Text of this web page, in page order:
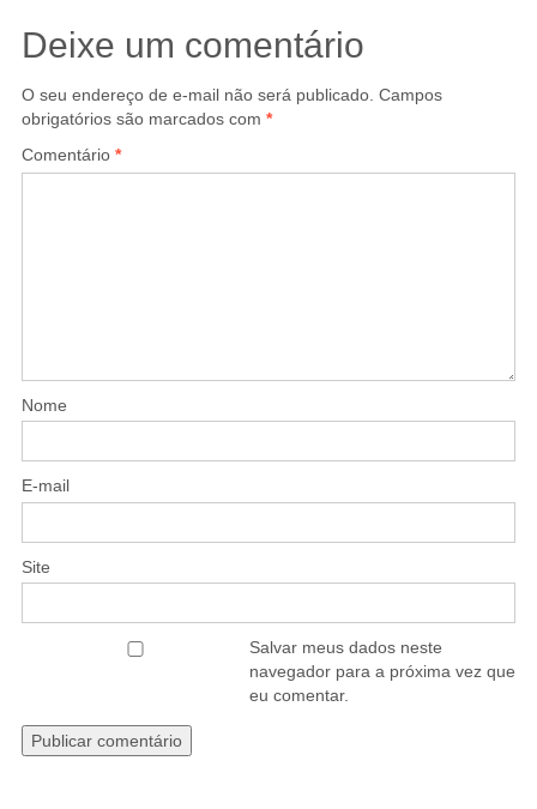
Deixe um comentário
O seu endereço de e-mail não será publicado. Campos
obrigatórios são marcados com *
Comentário *
Nome
E-mail
Site
Salvar meus dados neste
navegador para a próxima vez que
eu comentar.